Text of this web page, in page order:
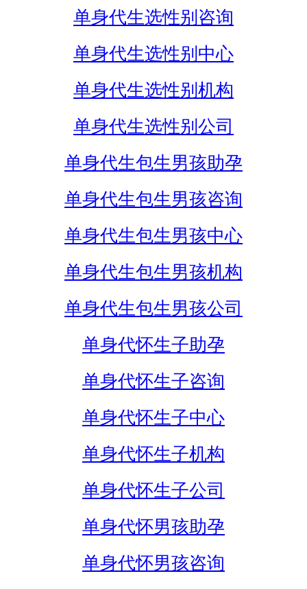
单身代生选性别咨询
单身代生选性别中心
单身代生选性别机构
单身代生选性别公司
单身代生包生男孩助孕
单身代生包生男孩咨询
单身代生包生男孩中心
单身代生包生男孩机构
单身代生包生男孩公司
单身代怀生子助孕
单身代怀生子咨询
单身代怀生子中心
单身代怀生子机构
单身代怀生子公司
单身代怀男孩助孕
单身代怀男孩咨询